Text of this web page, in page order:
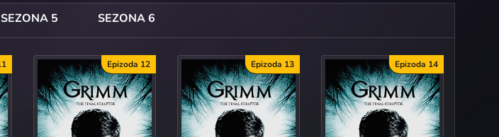
SEZONA 5 SEZONA 6
Epizoda 12 Epizoda 13 Epizoda 14